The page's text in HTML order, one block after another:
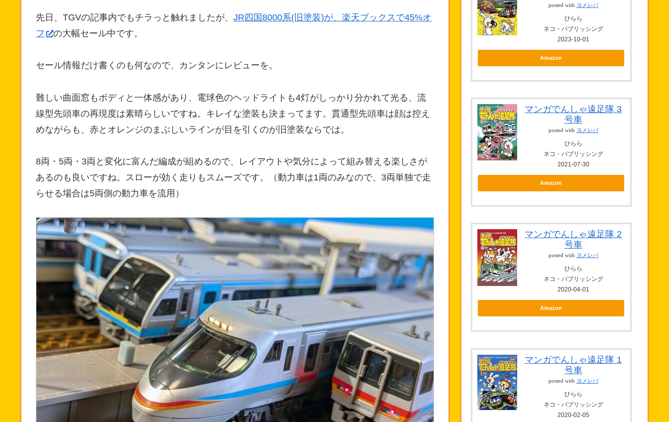
先日、TGVの記事内でもチラっと触れましたが、 JR四国8000系(旧塗装)が、楽天ブックスで45%オ
フ
の大幅セール中です。
セール情報だけ書くのも何なので、カンタンにレビューを。
難しい曲面窓もボディと一体感があり、電球色のヘッドライトも4灯がしっかり分かれて光る、流
線型先頭車の再現度は素晴らしいですね。キレイな塗装も決まってます。貫通型先頭車は顔は控え
めながらも、赤とオレンジのまぶしいラインが目を引くのが旧塗装ならでは。
8両・5両・3両と変化に富んだ編成が組めるので、レイアウトや気分によって組み替える楽しさが
あるのも良いですね。スローが効く走りもスムーズです。（動力車は1両のみなので、3両単独で走
らせる場合は5両側の動力車を流用）
posted with ヨメレバ
ひらら
ネコ・パブリッシング
2023-10-01
Amazon
マンガでんしゃ遠足隊 3
号車
posted with ヨメレバ
ひらら
ネコ・パブリッシング
2021-07-30
Amazon
マンガでんしゃ遠足隊 2
号車
posted with ヨメレバ
ひらら
ネコ・パブリッシング
2020-04-01
Amazon
マンガでんしゃ遠足隊 1
号車
posted with ヨメレバ
ひらら
ネコ・パブリッシング
2020-02-05